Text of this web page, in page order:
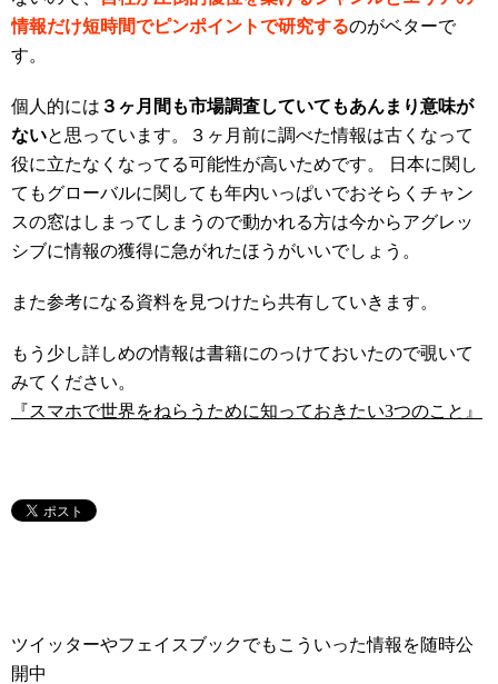
情報だけ短時間でピンポイントで研究するのがベターで
す。
個人的には ３ヶ月間も市場調査していてもあんまり意味が
ないと思っています。３ヶ月前に調べた情報は古くなって
役に立たなくなってる可能性が高いためです。 日本に関し
てもグローバルに関しても年内いっぱいでおそらくチャン
スの窓はしまってしまうので動かれる方は今からアグレッ
シブに情報の獲得に急がれたほうがいいでしょう。
また参考になる資料を見つけたら共有していきます。
もう少し詳しめの情報は書籍にのっけておいたので覗いて
みてください。
『スマホで世界をねらうために知っておきたい3つのこと』
ツイッターやフェイスブックでもこういった情報を随時公
開中